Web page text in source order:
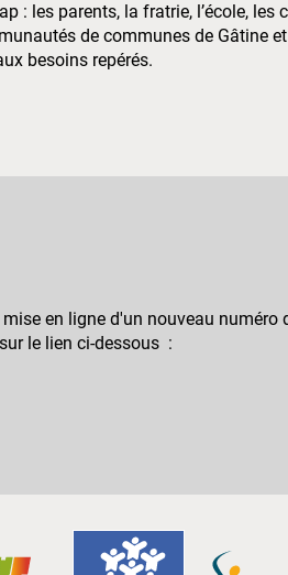
: les parents, la fratrie, l’école, les
de communes de Gâtine
besoins repérés.
en ligne d'un nouveau
le lien ci-dessous :